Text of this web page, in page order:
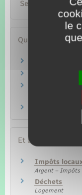
Services en
Questions ?
En quoi
Quel est le
Quand doit-
Et aussi
Impôts
Argent – Impôts
Déchets
Logement
le